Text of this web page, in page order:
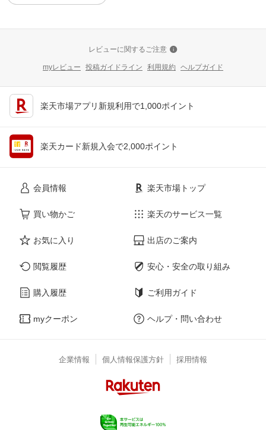
レビューに関するご注意
myレビュー 投稿ガイドライン 利用規約 ヘルプガイド
楽天市場アプリ新規利用で1,000ポイント
楽天カード新規入会で2,000ポイント
会員情報
買い物かご
お気に入り
閲覧履歴
購入履歴
myクーポン
楽天市場トップ
楽天のサービス一覧
出店のご案内
安心・安全の取り組み
ご利用ガイド
ヘルプ・問い合わせ
企業情報 個人情報保護方針 採用情報